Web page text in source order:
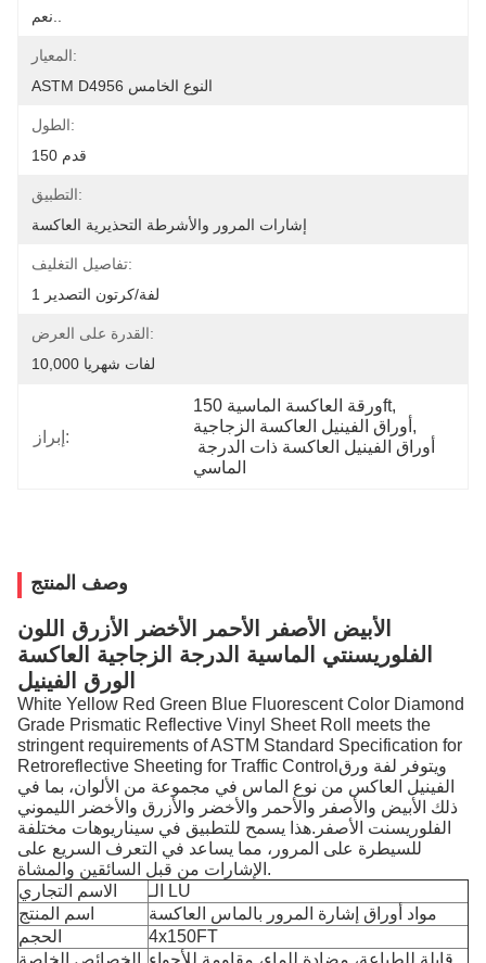
المعيار:
ASTM D4956 النوع الخامس
الطول:
150 قدم
التطبيق:
إشارات المرور والأشرطة التحذيرية العاكسة
تفاصيل التغليف:
1 لفة/كرتون التصدير
القدرة على العرض:
10,000 لفات شهريا
إبراز:
ورقة العاكسة الماسية 150ft,
أوراق الفينيل العاكسة الزجاجية ,
الماسي
وصف المنتج
الأبيض الأصفر الأحمر الأخضر الأزرق اللون
الفلوريسنتي الماسية الدرجة الزجاجية العاكسة
الورق الفينيل
White Yellow Red Green Blue Fluorescent Color Diamond
Grade Prismatic Reflective Vinyl Sheet Roll meets the
stringent requirements of ASTM Standard Specification for
Retroreflective Sheeting for Traffic Controlويتوفر لفة ورق
الفينيل العاكس من نوع الماس في مجموعة من الألوان، بما في
ذلك الأبيض والأصفر والأحمر والأخضر والأزرق والأخضر الليموني
الفلوريسنت الأصفر.هذا يسمح للتطبيق في سيناريوهات مختلفة
للسيطرة على المرور، مما يساعد في التعرف السريع على
الإشارات من قبل السائقين والمشاة.
الاسم التجاري
الـ LU
اسم المنتج
مواد أوراق إشارة المرور بالماس العاكسة
الحجم
4x150FT
الخصائص الخاصة
قابلة للطباعة، مضادة للماء، مقاومة للأجواء